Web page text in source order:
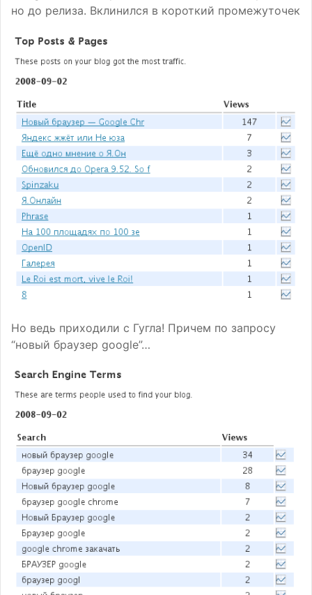
но до релиза. Вклинился в короткий промежуточек
Но ведь приходили с Гугла! Причем по запросу
“новый браузер google”…